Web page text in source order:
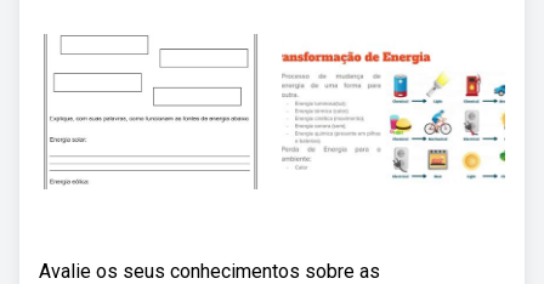
Avalie os seus conhecimentos sobre as